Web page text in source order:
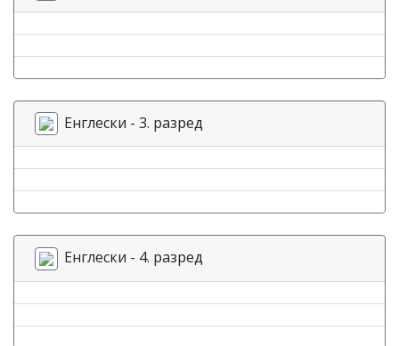
Енглески - 3. разред
Енглески - 4. разред